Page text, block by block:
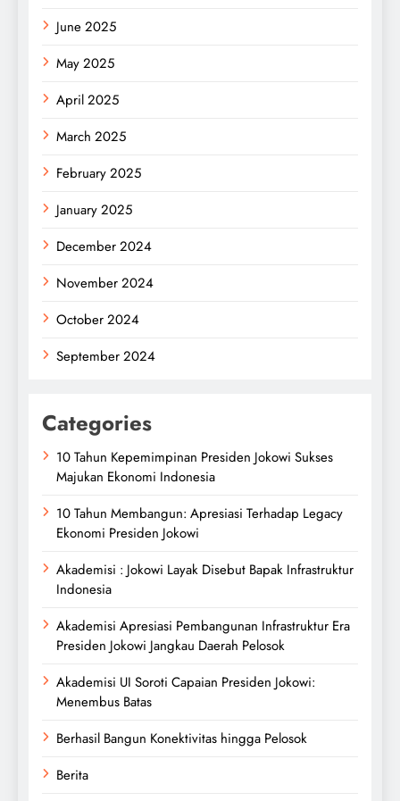
June 2025
May 2025
April 2025
March 2025
February 2025
January 2025
December 2024
November 2024
October 2024
September 2024
Categories
10 Tahun Kepemimpinan Presiden Jokowi Sukses
Majukan Ekonomi Indonesia
10 Tahun Membangun: Apresiasi Terhadap Legacy
Ekonomi Presiden Jokowi
Akademisi : Jokowi Layak Disebut Bapak Infrastruktur
Indonesia
Akademisi Apresiasi Pembangunan Infrastruktur Era
Presiden Jokowi Jangkau Daerah Pelosok
Akademisi UI Soroti Capaian Presiden Jokowi:
Menembus Batas
Berhasil Bangun Konektivitas hingga Pelosok
Berita